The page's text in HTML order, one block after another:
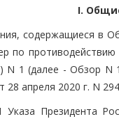
I.
содержащиеся в
по
N 1 (далее - Обзор
28 апреля 2020 г. N
Президента